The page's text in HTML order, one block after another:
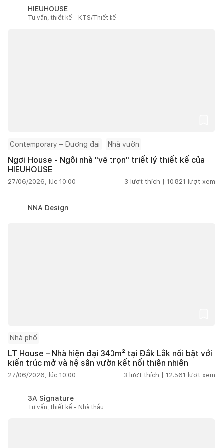
HIEUHOUSE
Tư vấn, thiết kế - KTS/Thiết kế
Contemporary – Đương đại Nhà vườn
Ngơi House - Ngôi nhà "vẽ trọn" triết lý thiết kế của
HIEUHOUSE
27/06/2026, lúc 10:00 3 lượt thích | 10.821 lượt xem
NNA Design
Nhà phố
LT House – Nhà hiện đại 340m² tại Đắk Lắk nổi bật với
kiến trúc mở và hệ sân vườn kết nối thiên nhiên
27/06/2026, lúc 10:00 3 lượt thích | 12.561 lượt xem
3A Signature
Tư vấn, thiết kế - Nhà thầu